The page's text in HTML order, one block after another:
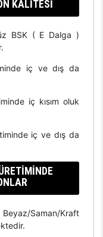
KALITESI
BSK ( E Dalga )
iç ve dış da
iç kısım oluk
iç ve dış da
Saman/Kraft